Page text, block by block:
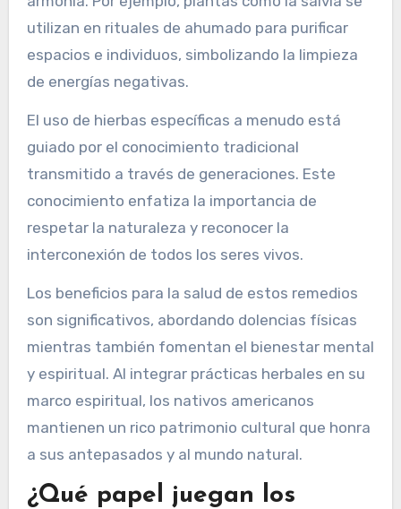
utilizan en rituales de ahumado para purificar
espacios e individuos, simbolizando la limpieza
de energías negativas.
El uso de hierbas específicas a menudo está
guiado por el conocimiento tradicional
transmitido a través de generaciones. Este
conocimiento enfatiza la importancia de
respetar la naturaleza y reconocer la
interconexión de todos los seres vivos.
Los beneficios para la salud de estos remedios
son significativos, abordando dolencias físicas
mientras también fomentan el bienestar mental
y espiritual. Al integrar prácticas herbales en su
marco espiritual, los nativos americanos
mantienen un rico patrimonio cultural que honra
a sus antepasados y al mundo natural.
¿Qué papel juegan los